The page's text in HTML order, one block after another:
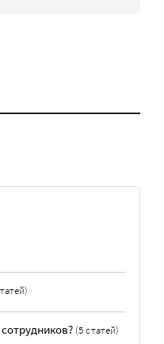
(5 статей)